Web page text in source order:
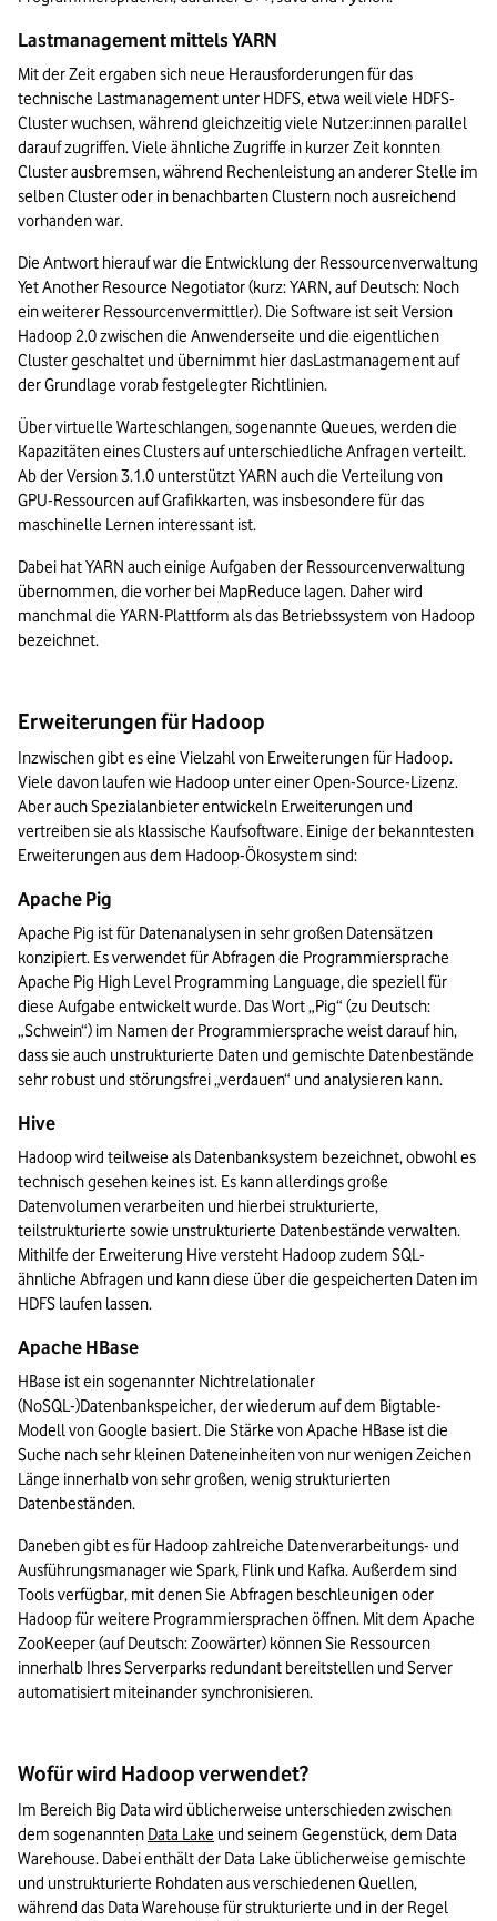
Lastmanagement mittels YARN
Mit der Zeit ergaben sich neue Herausforderungen für das
technische Lastmanagement unter HDFS, etwa weil viele HDFS-
Cluster wuchsen, während gleichzeitig viele Nutzer:innen parallel
darauf zugriffen. Viele ähnliche Zugriffe in kurzer Zeit konnten
Cluster ausbremsen, während Rechenleistung an anderer Stelle im
selben Cluster oder in benachbarten Clustern noch ausreichend
vorhanden war.
Die Antwort hierauf war die Entwicklung der Ressourcenverwaltung
Yet Another Resource Negotiator (kurz: YARN, auf Deutsch: Noch
ein weiterer Ressourcenvermittler). Die Software ist seit Version
Hadoop 2.0 zwischen die Anwenderseite und die eigentlichen
Cluster geschaltet und übernimmt hier dasLastmanagement auf
der Grundlage vorab festgelegter Richtlinien.
Über virtuelle Warteschlangen, sogenannte Queues, werden die
Kapazitäten eines Clusters auf unterschiedliche Anfragen verteilt.
Ab der Version 3.1.0 unterstützt YARN auch die Verteilung von
GPU-Ressourcen auf Grafikkarten, was insbesondere für das
maschinelle Lernen interessant ist.
Dabei hat YARN auch einige Aufgaben der Ressourcenverwaltung
übernommen, die vorher bei MapReduce lagen. Daher wird
manchmal die YARN-Plattform als das Betriebssystem von Hadoop
bezeichnet.
Erweiterungen für Hadoop
Inzwischen gibt es eine Vielzahl von Erweiterungen für Hadoop.
Viele davon laufen wie Hadoop unter einer Open-Source-Lizenz.
Aber auch Spezialanbieter entwickeln Erweiterungen und
vertreiben sie als klassische Kaufsoftware. Einige der bekanntesten
Erweiterungen aus dem Hadoop-Ökosystem sind:
Apache Pig
Apache Pig ist für Datenanalysen in sehr großen Datensätzen
konzipiert. Es verwendet für Abfragen die Programmiersprache
Apache Pig High Level Programming Language, die speziell für
diese Aufgabe entwickelt wurde. Das Wort „Pig“ (zu Deutsch:
„Schwein“) im Namen der Programmiersprache weist darauf hin,
dass sie auch unstrukturierte Daten und gemischte Datenbestände
sehr robust und störungsfrei „verdauen“ und analysieren kann.
Hive
Hadoop wird teilweise als Datenbanksystem bezeichnet, obwohl es
technisch gesehen keines ist. Es kann allerdings große
Datenvolumen verarbeiten und hierbei strukturierte,
teilstrukturierte sowie unstrukturierte Datenbestände verwalten.
Mithilfe der Erweiterung Hive versteht Hadoop zudem SQL-
ähnliche Abfragen und kann diese über die gespeicherten Daten im
HDFS laufen lassen.
Apache HBase
HBase ist ein sogenannter Nichtrelationaler
(NoSQL-)Datenbankspeicher, der wiederum auf dem Bigtable-
Modell von Google basiert. Die Stärke von Apache HBase ist die
Suche nach sehr kleinen Dateneinheiten von nur wenigen Zeichen
Länge innerhalb von sehr großen, wenig strukturierten
Datenbeständen.
Daneben gibt es für Hadoop zahlreiche Datenverarbeitungs- und
Ausführungsmanager wie Spark, Flink und Kafka. Außerdem sind
Tools verfügbar, mit denen Sie Abfragen beschleunigen oder
Hadoop für weitere Programmiersprachen öffnen. Mit dem Apache
ZooKeeper (auf Deutsch: Zoowärter) können Sie Ressourcen
innerhalb Ihres Serverparks redundant bereitstellen und Server
Wofür wird Hadoop verwendet?
Im Bereich Big Data wird üblicherweise unterschieden zwischen
dem sogenannten Data Lake und seinem Gegenstück, dem Data
Warehouse. Dabei enthält der Data Lake üblicherweise gemischte
und unstrukturierte Rohdaten aus verschiedenen Quellen,
während das Data Warehouse für strukturierte und in der Regel